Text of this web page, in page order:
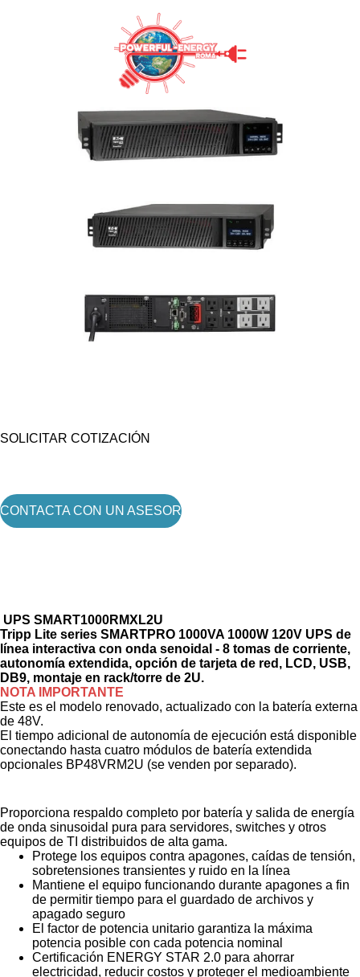
SOLICITAR COTIZACIÓN
CONTACTA CON UN ASESOR
UPS SMART1000RMXL2U
Tripp Lite series SMARTPRO 1000VA 1000W 120V UPS de
línea interactiva con onda senoidal - 8 tomas de corriente,
autonomía extendida, opción de tarjeta de red, LCD, USB,
DB9, montaje en rack/torre de 2U.
NOTA IMPORTANTE
Este es el modelo renovado, actualizado con la batería externa
de 48V.
El tiempo adicional de autonomía de ejecución está disponible
conectando hasta cuatro módulos de batería extendida
opcionales BP48VRM2U (se venden por separado).
Proporciona respaldo completo por batería y salida de energía
de onda sinusoidal pura para servidores, switches y otros
equipos de TI distribuidos de alta gama.
Protege los equipos contra apagones, caídas de tensión,
sobretensiones transientes y ruido en la línea
Mantiene el equipo funcionando durante apagones a fin
de permitir tiempo para el guardado de archivos y
apagado seguro
El factor de potencia unitario garantiza la máxima
potencia posible con cada potencia nominal
Certificación ENERGY STAR 2.0 para ahorrar
electricidad, reducir costos y proteger el medioambiente